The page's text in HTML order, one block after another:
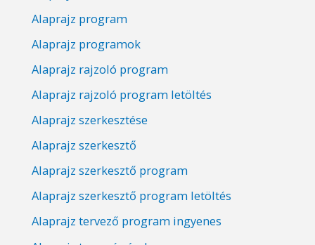
Alaprajz program
Alaprajz programok
Alaprajz rajzoló program
Alaprajz rajzoló program letöltés
Alaprajz szerkesztése
Alaprajz szerkesztő
Alaprajz szerkesztő program
Alaprajz szerkesztő program letöltés
Alaprajz tervező program ingyenes